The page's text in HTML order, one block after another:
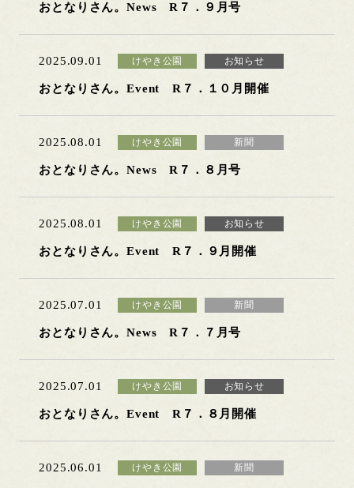
おとなりさん。News R７．９月号
2025.09.01 けやき公園 お知らせ
おとなりさん。Event R７．１０月開催
2025.08.01 けやき公園 新聞
おとなりさん。News R７．８月号
2025.08.01 けやき公園 お知らせ
おとなりさん。Event R７．９月開催
2025.07.01 けやき公園 新聞
おとなりさん。News R７．７月号
2025.07.01 けやき公園 お知らせ
おとなりさん。Event R７．８月開催
2025.06.01 けやき公園 新聞